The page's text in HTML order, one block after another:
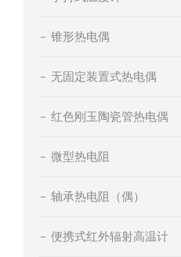
锥形热电偶
无固定装置式热电偶
红色刚玉陶瓷管热电偶
微型热电阻
轴承热电阻（偶）
便携式红外辐射高温计